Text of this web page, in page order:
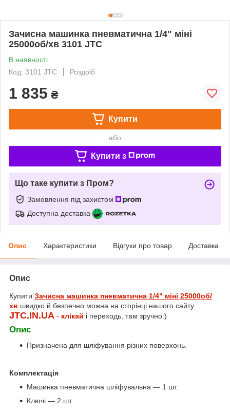
Зачисна машинка пневматична 1/4" міні
25000об/хв 3101 JTC
В наявності
Код: 3101 JTC
Роздріб
1 835 ₴
Купити
або
Купити з
Що таке купити з Пром?
Замовлення під захистом
Доступна доставка
Опис Характеристики Відгуки про товар Доставка
Опис
Купити Зачисна машинка пневматична 1/4" міні 25000об/
хв швидко й безпечно можна на сторінці нашого сайту
JTC.IN.UA - клікай і переходь, там зручно:)
Опис
Призначена для шліфування різних поверхонь.
Комплектація
Машинка пневматична шліфувальна — 1 шт.
Ключі — 2 шт.